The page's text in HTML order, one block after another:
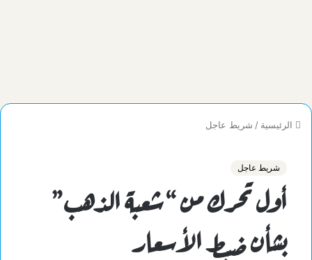
الرئيسية / شريط عاجل
شريط عاجل
أول تحرك من “شعبة الذهب”
بشأن ضبط الأسعار